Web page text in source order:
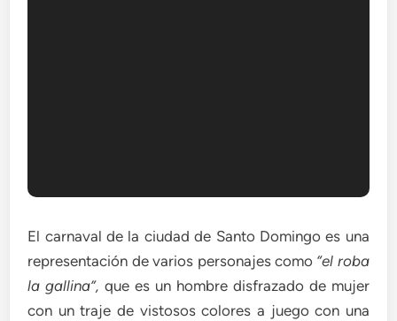
El carnaval de la ciudad de Santo Domingo es una
representación de varios personajes como “el roba
la gallina”,que es un hombre disfrazado de mujer
con un traje de vistosos colores a juego con una